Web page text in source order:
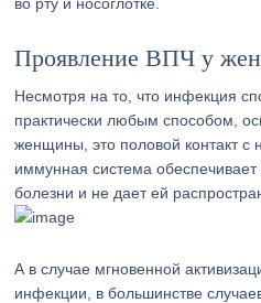
Проявление ВПЧ у
Несмотря на то, что инфекция
практически любым способом,
женщины, это половой контакт с
иммунная система
болезни и не дает ей
А в случае мгновенной
инфекции, в большинстве